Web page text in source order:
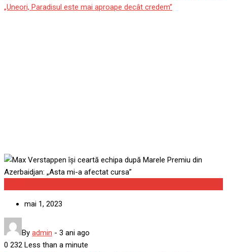
„Uneori, Paradisul este mai aproape decât credem”
mai 1, 2023
By admin - 3 ani ago
0 232 Less than a minute